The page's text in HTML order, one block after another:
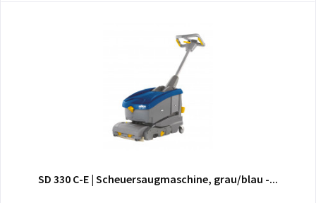
SD 330 C-E | Scheuersaugmaschine, grau/blau -...